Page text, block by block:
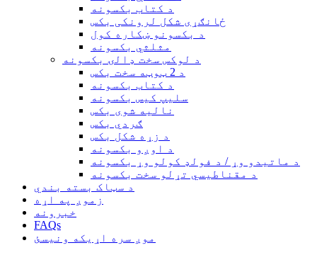
د کتاب بکسونه
ځانګړی شکل لرونکی بکس
د بکسونو ښکاره کول
مثلثي بکسونه
د لوکس سخت ډالۍ بکسونه
د 2 ټوټه سخت بکس
د کتاب بکسونه
سلیپ کیس بکسونه
نالیه شوی بکس
ګردي بکس
د زړه شکل بکس
د اوږو بکسونه
د ماتیدو وړ / د فولډ کولو وړ بکسونه
د مقناطیسي تړلو سخت بکسونه
د سټاک بسته بندي
زموږ په اړه
خبرونه
FAQs
موږ سره اړیکه ونیسئ